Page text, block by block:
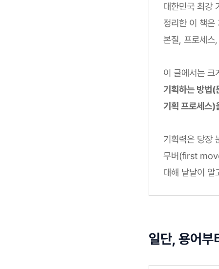
대한민국 최강
정리한 이 책은
본질, 프로세스
이 글에서는
기획하는 방법(
기획 프로세스)
기획력은 당장
무버(first
대해 낱낱이 알
일단, 용어부